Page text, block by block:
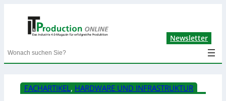
Newsletter
Search
FACHARTIKEL , HARDWARE UND INFRASTRUKTUR